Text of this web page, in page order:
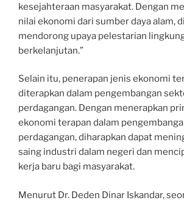
kesejahteraan masyarakat. Dengan
nilai ekonomi dari sumber daya alam,
mendorong upaya pelestarian
berkelanjutan.”
Selain itu, penerapan jenis ekonomi
diterapkan dalam pengembangan
perdagangan. Dengan menerapkan
ekonomi terapan dalam
perdagangan, diharapkan dapat
saing industri dalam negeri dan
kerja baru bagi masyarakat.
Menurut Dr. Deden Dinar Iskandar,